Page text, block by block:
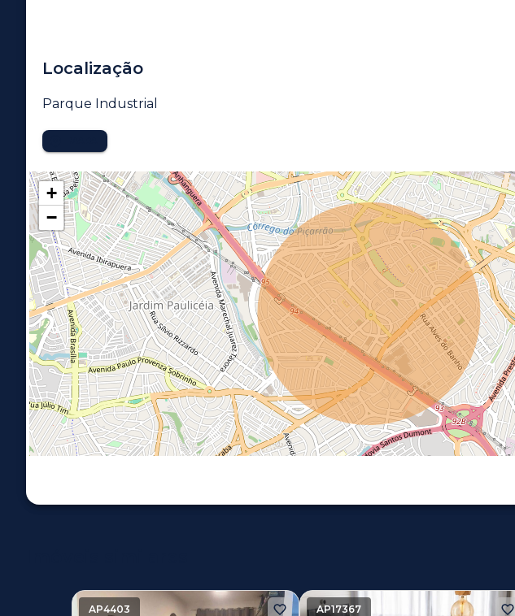
Localização
Parque Industrial
+
−
AP4403 AP17367